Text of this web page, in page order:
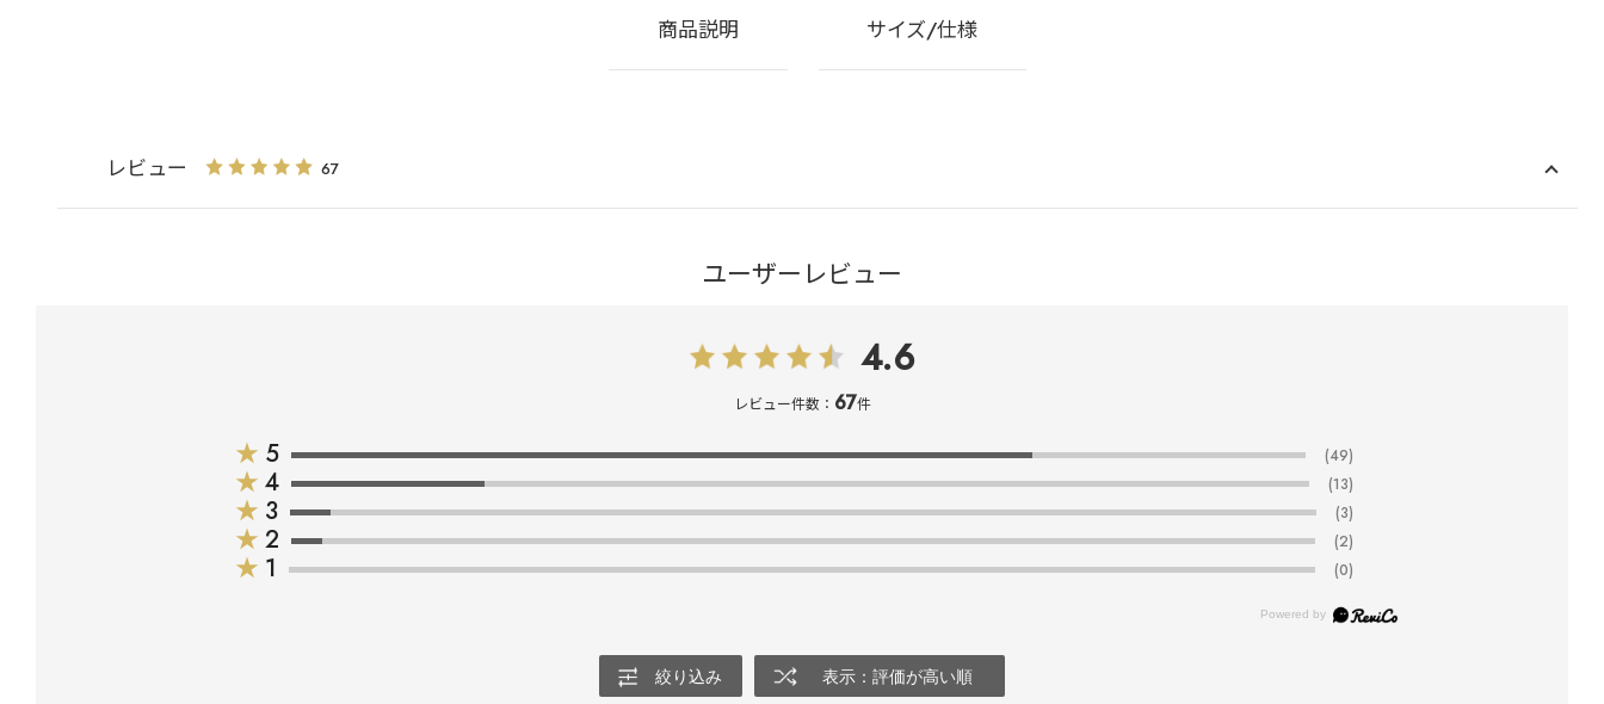
商品説明 サイズ/仕様
レビュー 67
ユーザーレビュー
4.6
レビュー件数： 67件
★ 5 (49)
★ 4 (13)
★ 3 (3)
★ 2 (2)
★ 1 (0)
絞り込み 表示：評価が高い順